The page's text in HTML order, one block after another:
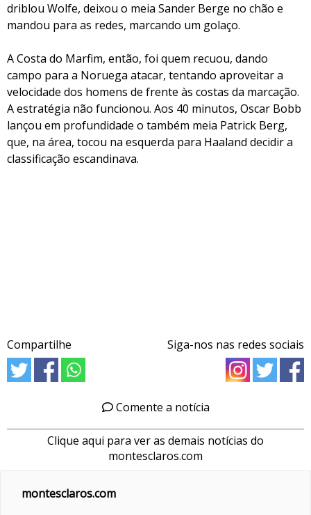
driblou Wolfe, deixou o meia Sander Berge no chão e
mandou para as redes, marcando um golaço.
A Costa do Marfim, então, foi quem recuou, dando
campo para a Noruega atacar, tentando aproveitar a
velocidade dos homens de frente às costas da marcação.
A estratégia não funcionou. Aos 40 minutos, Oscar Bobb
lançou em profundidade o também meia Patrick Berg,
que, na área, tocou na esquerda para Haaland decidir a
classificação escandinava.
Compartilhe Siga-nos nas redes sociais
Comente a notícia
Clique aqui para ver as demais notícias do
montesclaros.com
montesclaros.com